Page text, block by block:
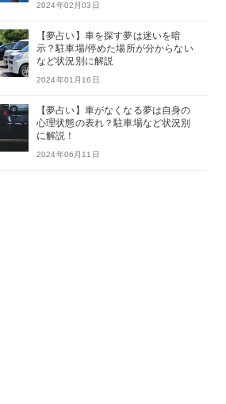
2024年02月03日
【夢占い】車を探す夢は迷いを暗
示？駐車場/停めた場所が分からない
など状況別に解説
2024年01月16日
【夢占い】車がなくなる夢は自身の
心理状態の表れ？駐車場など状況別
に解説！
2024年06月11日